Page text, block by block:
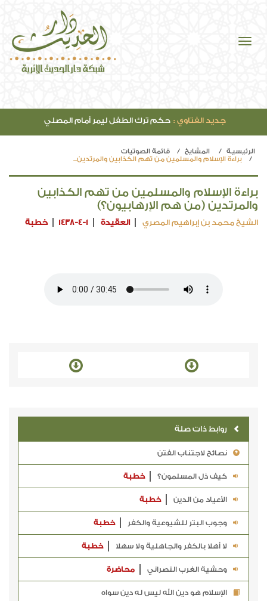
جديد الفتاوي : حكم ترك الطفل ليمر أمام المصلي
الرئيسيـة المشايخ
قائمة الصوتيات
براءة الإسلام والمسلمين من تهم الكذابين والمرتدين...
براءة الإسلام والمسلمين من تهم الكذابين
والمرتدين (من هم الإرهابيون؟)
الشيخ محمد بن إبراهيم المصري العقيدة 1438-4-1 خطبة
روابط ذات صلة
نصائح لاجتناب الفتن
كيف ذل المسلمون؟ خطبة
الأعياد من الدين خطبة
وجوب البتر للشيوعية والكفر خطبة
لا أهلا بالكفر والجاهلية ولا سهلا خطبة
وحشية الغرب النصراني محاضرة
الإسلام هو دين الله ليس له دين سواه